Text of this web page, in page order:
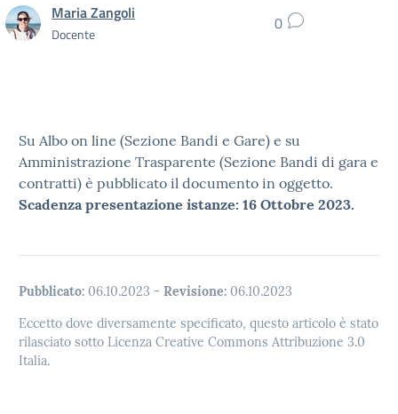
Maria Zangoli
Docente 0
Su Albo on line (Sezione Bandi e Gare) e su
Amministrazione Trasparente (Sezione Bandi di gara e
contratti) è pubblicato il documento in oggetto.
Scadenza presentazione istanze: 16 Ottobre 2023.
Pubblicato: 06.10.2023 - Revisione: 06.10.2023
Eccetto dove diversamente specificato, questo articolo è stato
rilasciato sotto Licenza Creative Commons Attribuzione 3.0
Italia.